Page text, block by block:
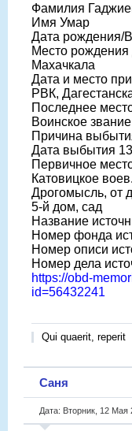
Фамилия
Имя Умар
Дата рождения/
Место рождения
Махачкала
Дата и место
РВК,
Последнее
Воинское
Причина
Дата выбытия
Первичное
Катовицкое
Дрогомысль, от
5-й дом, сад
Название
Номер фонда
Номер описи
Номер дела
https://obd-
id=56432241
Qui quaerit, reperit
Саня
Дата: Вторник, 12